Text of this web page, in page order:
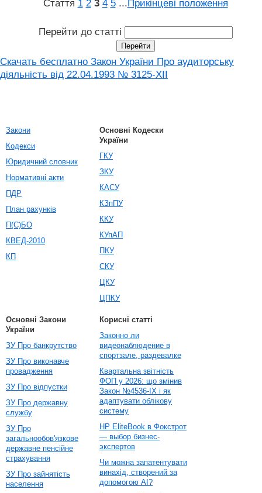
Стаття 1 2 3 4 5 ... Прикінцеві положення
Перейти до статті
Скачать бесплатно Закон України Про аудиторську
діяльність від 22.04.1993 № 3125-XII
Закони
Кодекси
Юридичний словник
Нормативні акти
ПДР
План рахунків
П(С)БО
КВЕД-2010
КП
Основні Кодески
України
ГКУ
ЗКУ
КАСУ
КЗпПУ
ККУ
КУпАП
ПКУ
СКУ
ЦКУ
ЦПКУ
Основні Закони
України
ЗУ Про банкрутство
ЗУ Про виконавче
провадження
ЗУ Про відпустки
ЗУ Про державну
службу
ЗУ Про
загальнообов'язкове
державне пенсійне
страхування
ЗУ Про зайнятість
населення
Корисні статті
Законно ли
видеонаблюдение в
спортзале, раздевалке
Квартальна звітність
ФОП у 2026: що змінив
Закон №4536-IX і як
адаптувати облікову
систему
HP EliteBook в Фокстрот
— выбор бизнес-
экспертов
Чи можна запатентувати
винахід, створений за
допомогою AI?